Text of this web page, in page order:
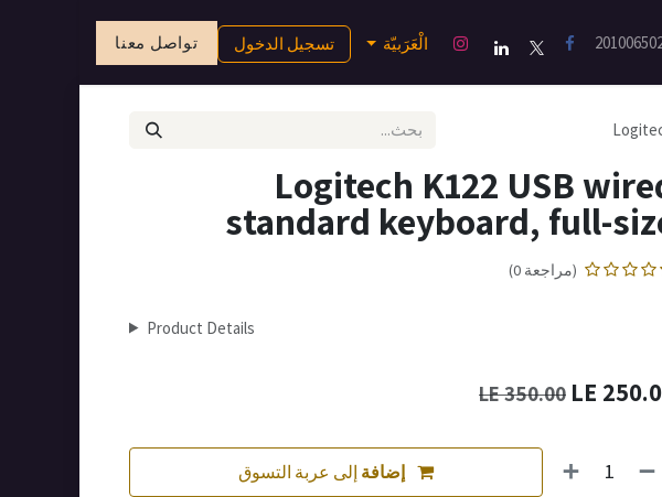
الْعَرَبيّة تسجيل الدخول تواصل معنا
Logitech K122 USB
standard keyboard, full-
(مراجعة 0)
Product Details
350.00
LE
إضافة إلى عربة التسوق